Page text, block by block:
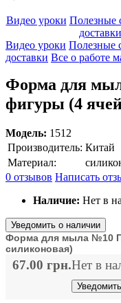
Видео уроки Полезные
доставки
Видео уроки Полезные
доставки Все о работе
Форма для
фигуры (4
Модель: 1512
Производитель: Китай
Материал:
0 отзывов Написать
Наличие: Нет в
Уведомить о наличии
Форма для мыла №10
силиконовая)
67.00 грн.Нет в